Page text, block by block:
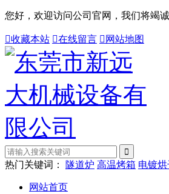
您好，欢迎访问公司官网，我们将竭诚
收藏本站 在线留言  网站地图
热门关键词： 隧道炉 高温烤箱 电镀烘
网站首页